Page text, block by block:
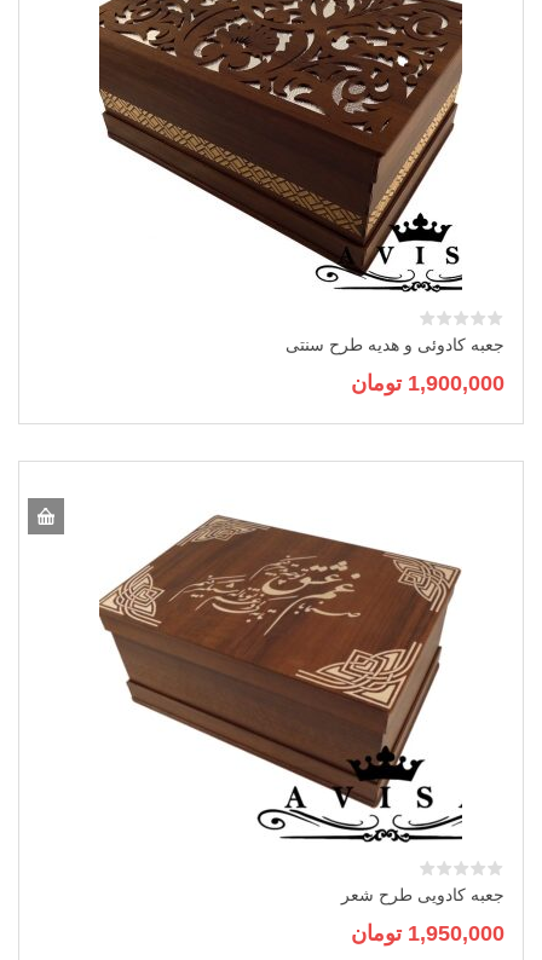
جعبه کادوئی و هدیه طرح سنتی
1,900,000 تومان
جعبه کادویی طرح شعر
1,950,000 تومان